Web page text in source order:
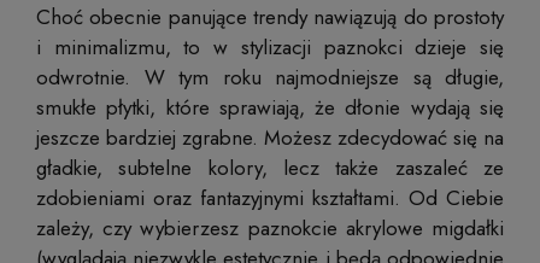
Choć obecnie panujące trendy nawiązują do prostoty
i minimalizmu, to w stylizacji paznokci dzieje się
odwrotnie. W tym roku najmodniejsze są długie,
smukłe płytki, które sprawiają, że dłonie wydają się
jeszcze bardziej zgrabne. Możesz zdecydować się na
gładkie, subtelne kolory, lecz także zaszaleć ze
zdobieniami oraz fantazyjnymi kształtami. Od Ciebie
zależy, czy wybierzesz paznokcie akrylowe migdałki